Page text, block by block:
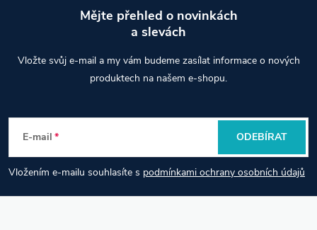
Golfové míče s nižším spinem – maximalizace
vzdálenosti z týčka
Nejste si jistí výběrem loftu nebo shaftu?
603 288 239
PING G440 K Driver – maximální stabilita, vyšší odpuštění a
rovnější let z týčka.
p
a
t
Mějte přehled o novinkách
a slevách
Vložte svůj e-mail a my vám budeme zasílat informace o nových
produktech na našem e-shopu.
E-mail
Vložením e-mailu souhlasíte s podmínkami ochrany osobních údajů
ODEBÍRAT